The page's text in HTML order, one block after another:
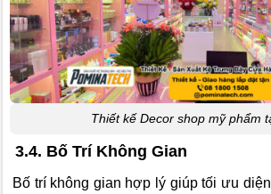
Thiết kế Decor shop mỹ phẩm
3.4. Bố Trí Không Gian
Bố trí không gian hợp lý giúp tối ưu